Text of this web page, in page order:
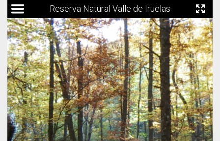
Reserva Natural Valle de Iruelas